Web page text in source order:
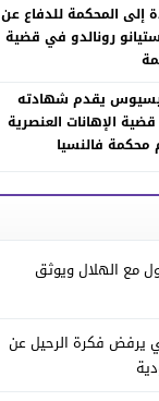
إلى المحكمة للدفاع عن
رونالدو في قضية
يقدم شهادته
الإهانات العنصرية
محكمة فالنسيا
مع الهلال ويوثق
يرفض فكرة الرحيل عن